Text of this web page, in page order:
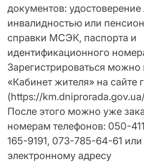
документов: удостоверение
инвалидностью или
справки МСЭК, паспорта и
идентификационного
Зарегистрироваться можно
«Кабинет жителя» на сайте
(https://
После этого можно уже
номерам телефонов: 050-
165-9191, 073-785-64-61
электронному адресу